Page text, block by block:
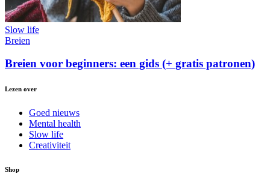
Slow life
Breien
Breien voor beginners: een gids (+ gratis patronen)
Lezen over
Goed nieuws
Mental health
Slow life
Creativiteit
Shop